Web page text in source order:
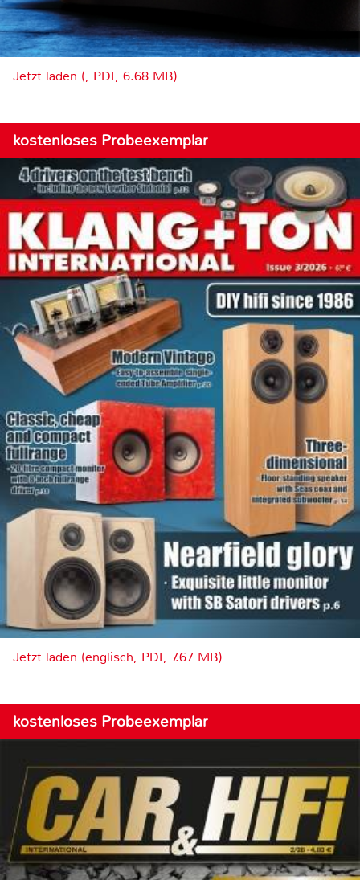
Jetzt laden (, PDF, 6.68 MB)
kostenloses Probeexemplar
Jetzt laden (englisch, PDF, 7.67 MB)
kostenloses Probeexemplar